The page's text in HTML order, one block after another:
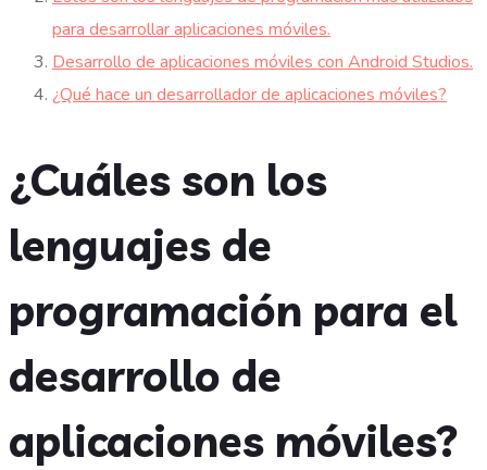
para desarrollar aplicaciones móviles.
Desarrollo de aplicaciones móviles con Android Studios.
¿Qué hace un desarrollador de aplicaciones móviles?
¿Cuáles son los
lenguajes de
programación para el
desarrollo de
aplicaciones móviles?